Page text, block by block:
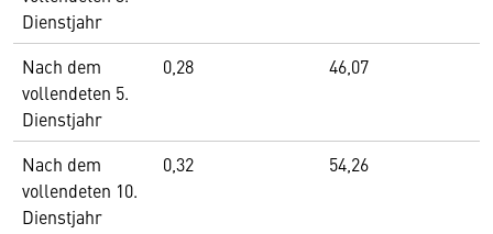
Dienstjahr
Nach dem
vollendeten 5.
Dienstjahr
0,28 46,07
Nach dem
vollendeten 10.
Dienstjahr
0,32 54,26